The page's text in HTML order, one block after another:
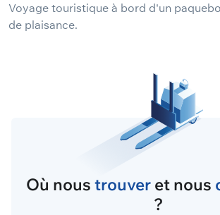
Voyage touristique à bord d'un
de plaisance.
Où nous trouveret nous
?